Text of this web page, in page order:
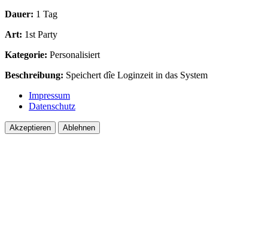
Dauer: 1 Tag
Art: 1st Party
Kategorie: Personalisiert
Beschreibung: Speichert dîe Loginzeit in das System
Impressum
Datenschutz
Akzeptieren Ablehnen